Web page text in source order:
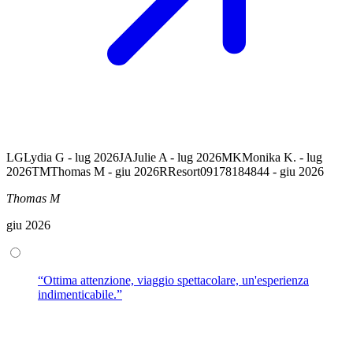
LGLydia G - lug 2026JAJulie A - lug 2026MKMonika K. - lug
2026TMThomas M - giu 2026RResort09178184844 - giu 2026
Thomas M
giu 2026
“Ottima attenzione, viaggio spettacolare, un'esperienza
indimenticabile.”